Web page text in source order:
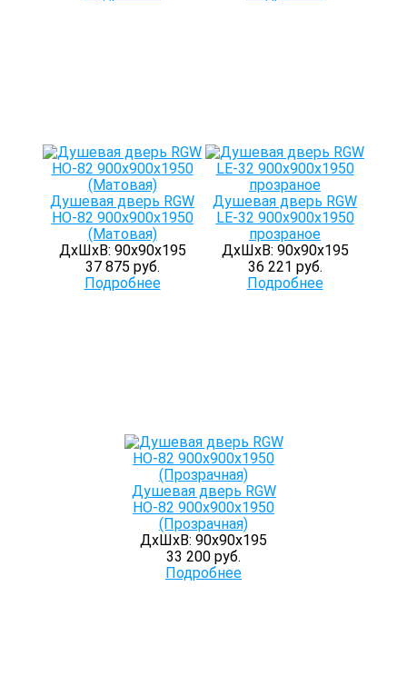
Душевая дверь RGW
HO-82 900x900х1950
(Матовая)
ДхШхВ: 90х90х195
37 875 руб.
Подробнее
Душевая дверь RGW
LE-32 900х900х1950
прозраное
ДхШхВ: 90х90х195
36 221 руб.
Подробнее
Душевая дверь RGW
HO-82 900x900х1950
(Прозрачная)
ДхШхВ: 90х90х195
33 200 руб.
Подробнее